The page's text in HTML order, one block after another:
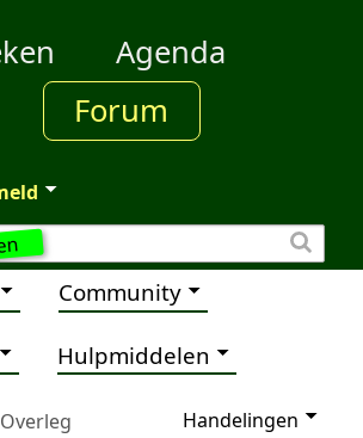
Agenda
Forum
Community
Hulpmiddelen
Overleg
Handelingen